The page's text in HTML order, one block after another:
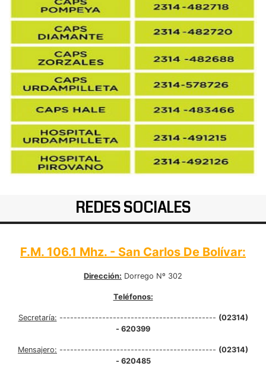
REDES SOCIALES
F.M. 106.1 Mhz. - San Carlos De Bolívar:
Dirección: Dorrego Nº 302
Teléfonos:
Secretaría: -------------------------------------------- (02314)
- 620399
Mensajero: -------------------------------------------- (02314)
- 620485